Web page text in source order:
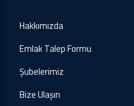
Hakkımızda
Emlak Talep Formu
Şubelerimiz
Bize Ulaşın